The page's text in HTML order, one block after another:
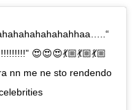
😍😍😍💃🏼💃🏼💃🏼
nn me ne sto rendendo